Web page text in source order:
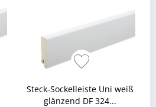
Steck-Sockelleiste Uni weiß
glänzend DF 324...